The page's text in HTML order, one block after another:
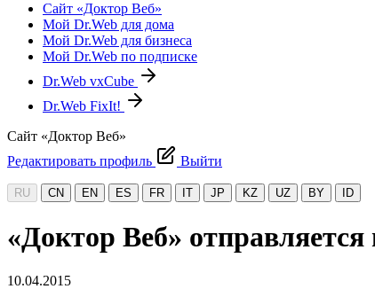
Сайт «Доктор Веб»
Мой Dr.Web для дома
Мой Dr.Web для бизнеса
Мой Dr.Web по подписке
Dr.Web vxCube
Dr.Web FixIt!
Сайт «Доктор Веб»
Редактировать профиль
Выйти
RU CN EN ES FR IT JP KZ UZ BY ID
«Доктор Веб»
10.04.2015